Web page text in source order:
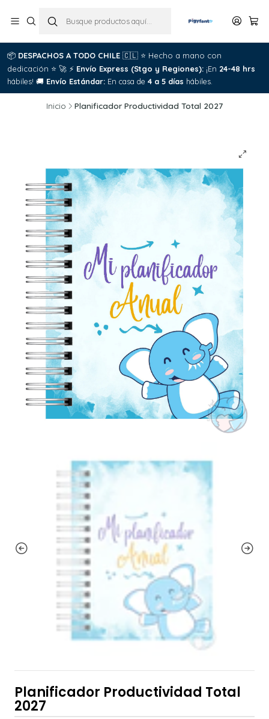
📦 DESPACHOS A TODO CHILE 🇨🇱 ⭐ Hecho a mano con
dedicación ⭐ 🚀 ⚡ Envío Express (Stgo y Regiones): ¡En 24-48 hrs
hábiles! 🚚 Envío Estándar: En casa de 4 a 5 días hábiles.
Inicio Planificador Productividad Total 2027
Planificador Productividad Total
2027